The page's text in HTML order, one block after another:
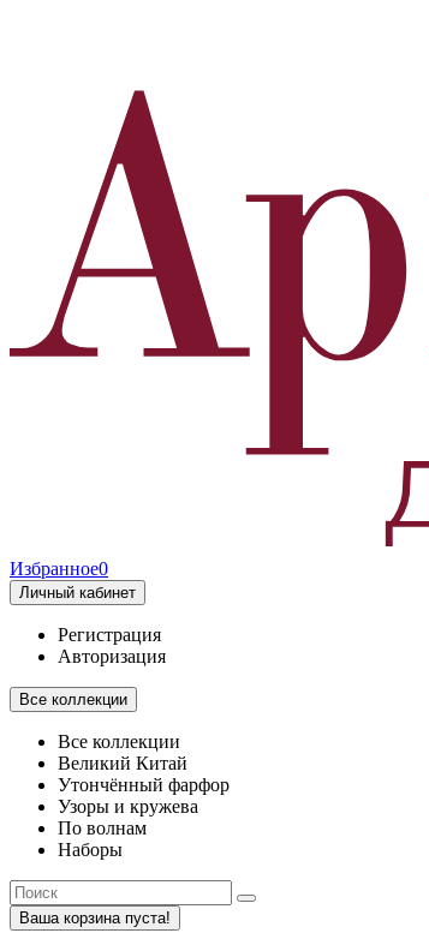
Избранное0
Личный кабинет
Регистрация
Авторизация
Все коллекции
Все коллекции
Великий Китай
Утончённый фарфор
Узоры и кружева
По волнам
Наборы
Ваша корзина пуста!